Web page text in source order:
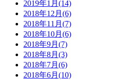
2019年1月(14)
2018年12月(6)
2018年11月(7)
2018年10月(6)
2018年9月(7)
2018年8月(3)
2018年7月(6)
2018年6月(10)